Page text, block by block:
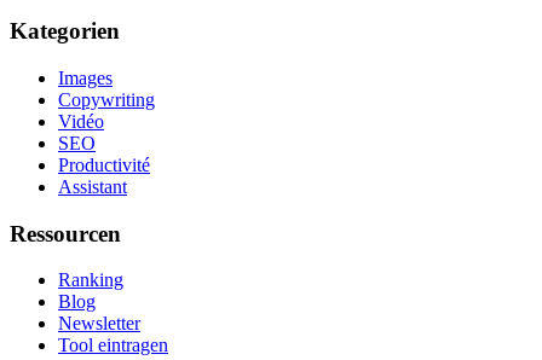
Kategorien
Images
Copywriting
Vidéo
SEO
Productivité
Assistant
Ressourcen
Ranking
Blog
Newsletter
Tool eintragen